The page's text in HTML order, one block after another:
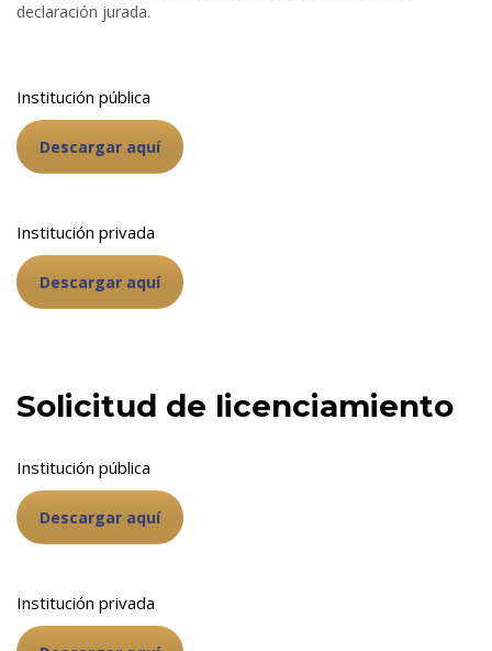
declaración jurada.
Institución pública
Descargar aquí
Institución privada
Descargar aquí
Solicitud de licenciamiento
Institución pública
Descargar aquí
Institución privada